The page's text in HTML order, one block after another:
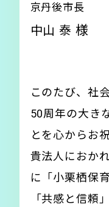
京丹後市長
中山 泰 様
このたび、社
50周年の大き
とを心からお
貴法人におか
に「小栗栖保
「共感と信頼